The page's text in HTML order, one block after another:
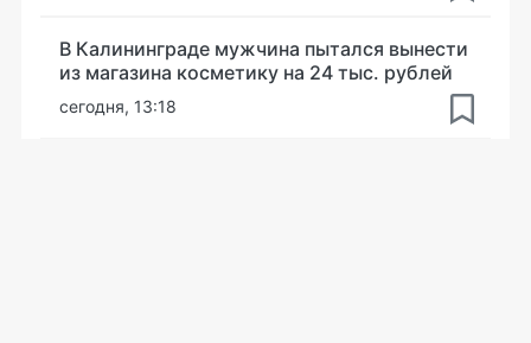
В Калининграде мужчина пытался вынести
из магазина косметику на 24 тыс. рублей
сегодня, 13:18